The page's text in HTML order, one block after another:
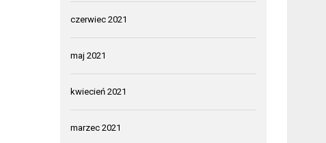
czerwiec 2021
maj 2021
kwiecień 2021
marzec 2021